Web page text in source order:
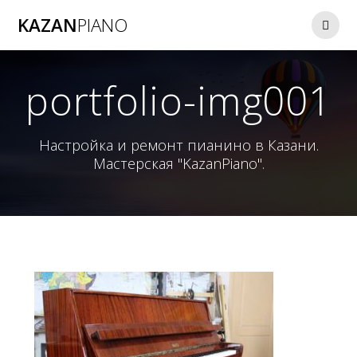
KAZANPIANO
portfolio-img001
Настройка и ремонт пианино в Казани.
Мастерская "KazanPiano".